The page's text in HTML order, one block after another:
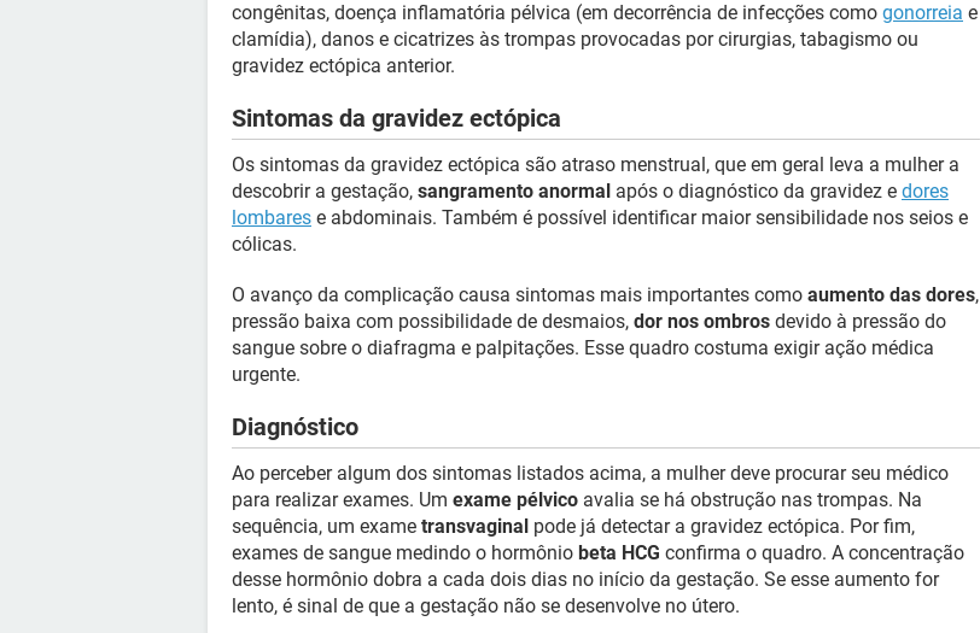
congênitas, doença inflamatória pélvica (em decorrência de infecções como gonorreia e
clamídia), danos e cicatrizes às trompas provocadas por cirurgias, tabagismo ou
gravidez ectópica anterior.
Sintomas da gravidez ectópica
Os sintomas da gravidez ectópica são atraso menstrual, que em geral leva a mulher a
descobrir a gestação, sangramento anormal após o diagnóstico da gravidez e dores
lombares e abdominais. Também é possível identificar maior sensibilidade nos seios e
cólicas.
O avanço da complicação causa sintomas mais importantes como aumento das dores,
pressão baixa com possibilidade de desmaios, dor nos ombros devido à pressão do
sangue sobre o diafragma e palpitações. Esse quadro costuma exigir ação médica
urgente.
Diagnóstico
Ao perceber algum dos sintomas listados acima, a mulher deve procurar seu médico
para realizar exames. Um exame pélvico avalia se há obstrução nas trompas. Na
sequência, um exame transvaginal pode já detectar a gravidez ectópica. Por fim,
exames de sangue medindo o hormônio beta HCG confirma o quadro. A concentração
desse hormônio dobra a cada dois dias no início da gestação. Se esse aumento for
lento, é sinal de que a gestação não se desenvolve no útero.